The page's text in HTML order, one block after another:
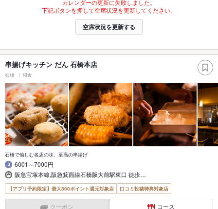
カレンダーの更新に失敗しました。
下記ボタンを押して空席状況を更新してください。
空席状況を更新する
串揚げキッチン だん 石橋本店
石橋 和食
石橋で愉しむ名店の味、至高の串揚げ
6001～7000円
阪急宝塚本線,阪急箕面線石橋阪大前駅東口 徒歩…
【アプリ予約限定】最大800ポイント還元対象店 口コミ投稿特典対象店
クーポン コース